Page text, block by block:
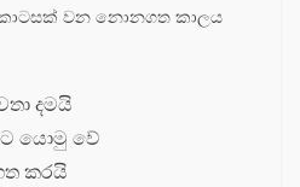
වන නොනගත කාලය
දමයි
යොමු වේ
කරයි